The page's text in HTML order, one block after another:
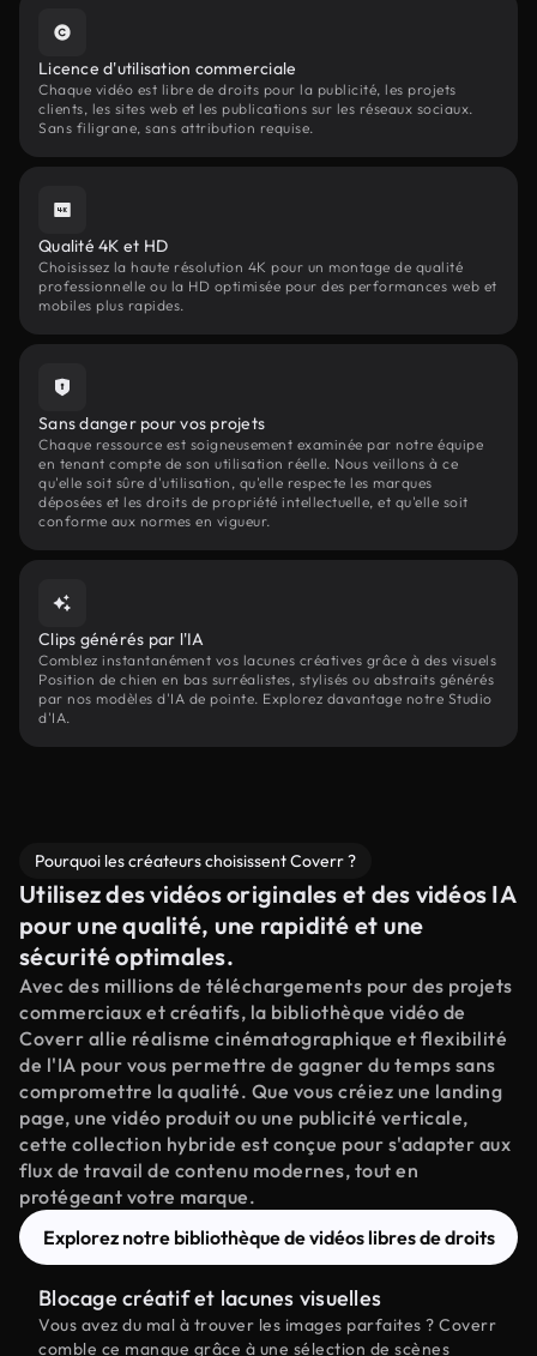
Licence d'utilisation commerciale
Chaque vidéo est libre de droits pour la publicité, les projets
clients, les sites web et les publications sur les réseaux sociaux.
Sans filigrane, sans attribution requise.
Qualité 4K et HD
Choisissez la haute résolution 4K pour un montage de qualité
professionnelle ou la HD optimisée pour des performances web et
mobiles plus rapides.
Sans danger pour vos projets
Chaque ressource est soigneusement examinée par notre équipe
en tenant compte de son utilisation réelle. Nous veillons à ce
qu'elle soit sûre d'utilisation, qu'elle respecte les marques
déposées et les droits de propriété intellectuelle, et qu'elle soit
conforme aux normes en vigueur.
Clips générés par l'IA
Comblez instantanément vos lacunes créatives grâce à des visuels
Position de chien en bas surréalistes, stylisés ou abstraits générés
par nos modèles d'IA de pointe. Explorez davantage notre Studio
d'IA.
Pourquoi les créateurs choisissent Coverr ?
Utilisez des vidéos originales et des vidéos IA
pour une qualité, une rapidité et une
sécurité optimales.
Avec des millions de téléchargements pour des projets
commerciaux et créatifs, la bibliothèque vidéo de
Coverr allie réalisme cinématographique et flexibilité
de l'IA pour vous permettre de gagner du temps sans
compromettre la qualité. Que vous créiez une landing
page, une vidéo produit ou une publicité verticale,
cette collection hybride est conçue pour s'adapter aux
flux de travail de contenu modernes, tout en
protégeant votre marque.
Explorez notre bibliothèque de vidéos libres de droits
Blocage créatif et lacunes visuelles
Vous avez du mal à trouver les images parfaites ? Coverr
comble ce manque grâce à une sélection de scènes